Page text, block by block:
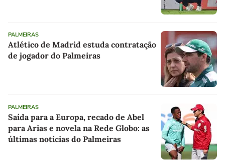
PALMEIRAS
Atlético de Madrid estuda contratação
de jogador do Palmeiras
PALMEIRAS
Saída para a Europa, recado de Abel
para Arias e novela na Rede Globo: as
últimas notícias do Palmeiras